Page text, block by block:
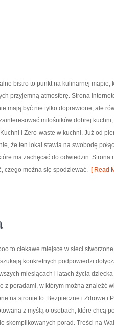
bistro to punkt na kulinarnej
przyjemną atmosferę. Strona
mają być nie tylko doprawione, ale
miłośników dobrej
i Zero-waste w kuchni. Już od
że ten lokal stawia na swobodę
ma zachęcać do odwiedzin.
czego można się spodziewać. [ Read
to ciekawe miejsce w sieci
szukają konkretnych podpowiedzi
miesiącach i latach życia
z poradami, w którym można znaleźć
na stronie to: Bezpieczne i Zdrowe i
z myślą o osobach, które chcą
skomplikowanych porad. Treści na